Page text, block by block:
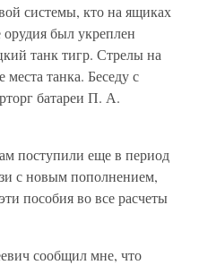
системы, кто на ящиках
был укреплен
танк тигр. Стрелы на
танка. Беседу с
батареи П. А.
поступили еще в период
с новым пополнением,
пособия во все расчеты
сообщил мне, что